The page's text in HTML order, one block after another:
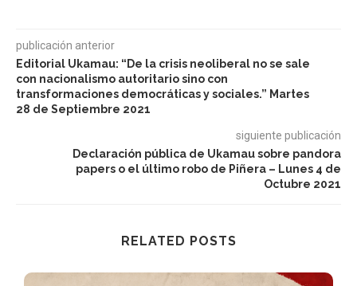
publicación anterior
Editorial Ukamau: “De la crisis neoliberal no se sale
con nacionalismo autoritario sino con
transformaciones democráticas y sociales.” Martes
28 de Septiembre 2021
siguiente publicación
Declaración pública de Ukamau sobre pandora
papers o el último robo de Piñera – Lunes 4 de
Octubre 2021
RELATED POSTS